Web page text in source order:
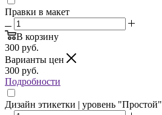
Правки в макет
В корзину
300 руб.
Варианты цен
300 руб.
Подробности
Дизайн этикетки | уровень "Простой"